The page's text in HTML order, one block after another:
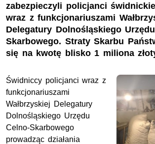
zabezpieczyli policjanci
wraz z funkcjonariuszami
Delegatury Dolnośląskiego
Skarbowego. Straty Skarbu
się na kwotę blisko 1 miliona
Świdniccy policjanci wraz z
funkcjonariuszami
Wałbrzyskiej Delegatury
Dolnośląskiego Urzędu
Celno-Skarbowego
prowadząc działania